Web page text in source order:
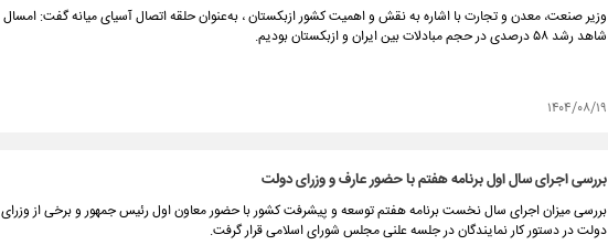
وزیر صنعت، معدن و تجارت با اشاره به نقش و اهمیت کشور ازبکستان ، به‌عنوان حلقه اتصال آسیای میانه گفت: امسال
شاهد رشد ۵۸ درصدی در حجم مبادلات بین ایران و ازبکستان بودیم.
۱۴۰۴/۰۸/۱۹
بررسی اجرای سال اول برنامه هفتم با حضور عارف و وزرای دولت
بررسی میزان اجرای سال نخست برنامه هفتم توسعه و پیشرفت کشور با حضور معاون اول رئیس جمهور و برخی از وزرای
دولت در دستور کار نمایندگان در جلسه علنی مجلس شورای اسلامی قرار گرفت.